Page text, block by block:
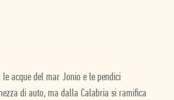
acque del mar Jonio e le pendici
di auto, ma dalla Calabria si ramifica